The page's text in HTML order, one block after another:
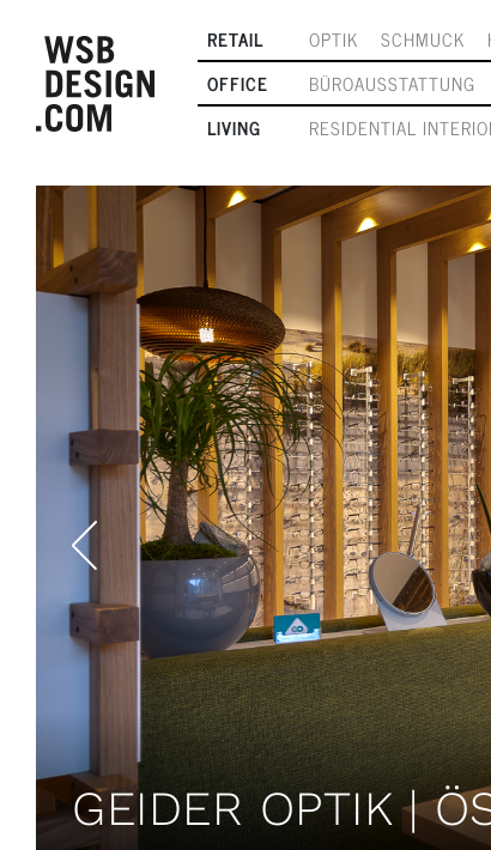
RETAIL OPTIK SCHMUCK
OFFICE
BÜROAUSSTATTUNG
LIVING
RESIDENTIAL
GEIDER OPTIK |